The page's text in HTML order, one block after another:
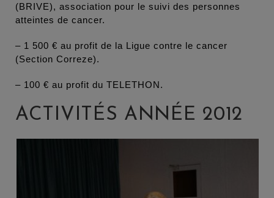
(BRIVE), association pour le suivi des personnes
atteintes de cancer.
– 1 500 € au profit de la Ligue contre le cancer
(Section Correze).
– 100 € au profit du TELETHON.
ACTIVITÉS ANNÉE 2012